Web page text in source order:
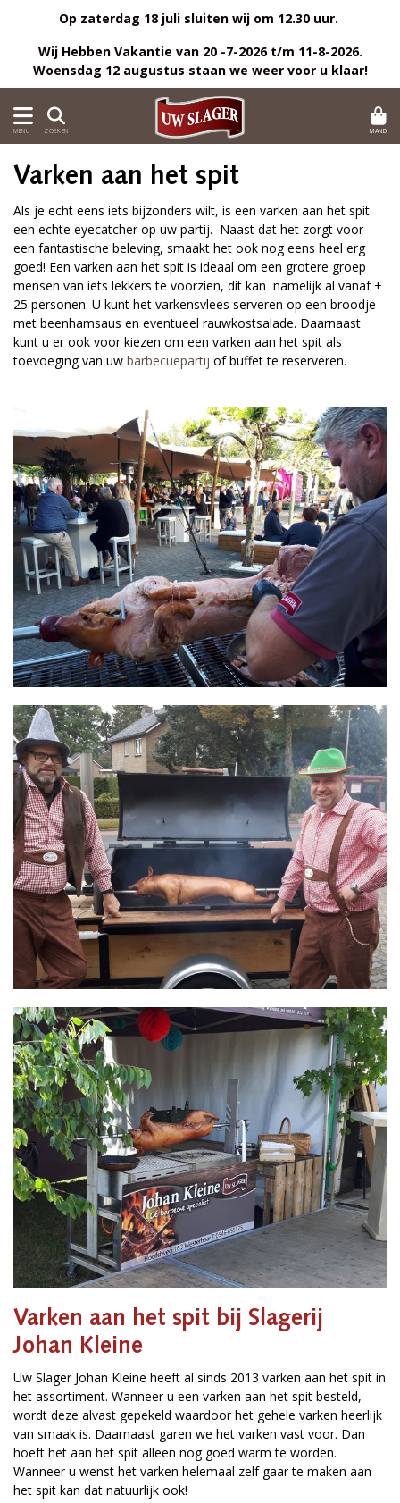
Op zaterdag 18 juli sluiten wij om 12.30 uur.
Wij Hebben Vakantie van 20 -7-2026 t/m 11-8-2026.
Woensdag 12 augustus staan we weer voor u klaar!
MENU ZOEKEN MAND
Varken aan het spit
Als je echt eens iets bijzonders wilt, is een varken aan het spit
een echte eyecatcher op uw partij. Naast dat het zorgt voor
een fantastische beleving, smaakt het ook nog eens heel erg
goed! Een varken aan het spit is ideaal om een grotere groep
mensen van iets lekkers te voorzien, dit kan namelijk al vanaf ±
25 personen. U kunt het varkensvlees serveren op een broodje
met beenhamsaus en eventueel rauwkostsalade. Daarnaast
kunt u er ook voor kiezen om een varken aan het spit als
toevoeging van uw barbecuepartij of buffet te reserveren.
Varken aan het spit bij Slagerij
Johan Kleine
Uw Slager Johan Kleine heeft al sinds 2013 varken aan het spit in
het assortiment. Wanneer u een varken aan het spit besteld,
wordt deze alvast gepekeld waardoor het gehele varken heerlijk
van smaak is. Daarnaast garen we het varken vast voor. Dan
hoeft het aan het spit alleen nog goed warm te worden.
Wanneer u wenst het varken helemaal zelf gaar te maken aan
het spit kan dat natuurlijk ook!